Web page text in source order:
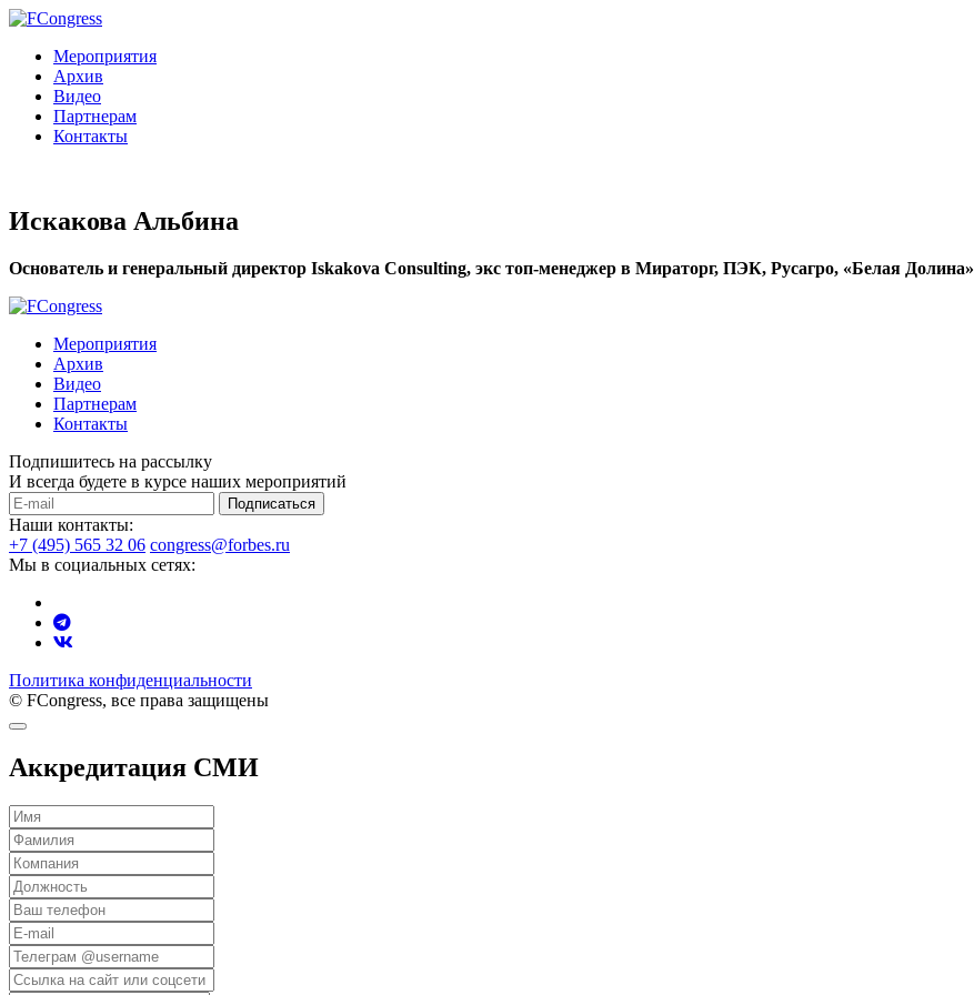
Мероприятия
Архив
Видео
Партнерам
Контакты
Искакова Альбина
Основатель и генеральный директор Iskakova Consulting, экс топ-менеджер в Мираторг, ПЭК, Русагро, «Белая Долина»
Мероприятия
Архив
Видео
Партнерам
Контакты
Подпишитесь на рассылку
И всегда будете в курсе наших мероприятий
Подписаться
Наши контакты:
+7 (495) 565 32 06 congress@forbes.ru
Мы в социальных сетях:
Политика конфиденциальности
© FCongress, все права защищены
Аккредитация СМИ